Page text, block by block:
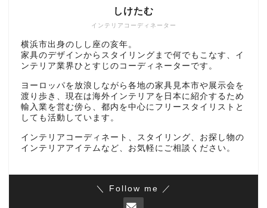
インテリアコーディネーター
しけたむ
横浜市出身のしし座の亥年。
家具のデザインからスタイリングまで何でもこなす、イ
ンテリア業界ひとすじのコーディネーターです。
ヨーロッパを放浪しながら各地の家具見本市や展示会を
渡り歩き、現在は海外インテリアを日本に紹介するため
輸入業を営む傍ら、都内を中心にフリースタイリストと
しても活動しています。
インテリアコーディネート、スタイリング、お探し物の
インテリアアイテムなど、お気軽にご相談ください。
＼ Follow me ／